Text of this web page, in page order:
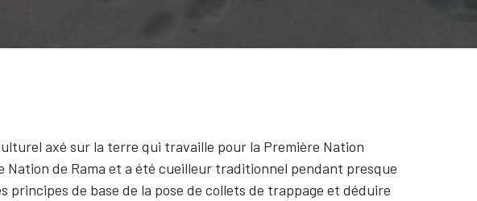
axé sur la terre qui travaille pour la Première Nation
Nation de Rama et a été cueilleur traditionnel pendant presque
principes de base de la pose de collets de trappage et déduire